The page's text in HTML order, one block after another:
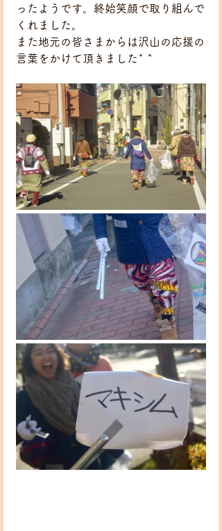
ったようです。終始笑顔で取り組んで
くれました。
また地元の皆さまからは沢山の応援の
言葉をかけて頂きました^ ^